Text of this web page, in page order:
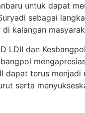
untuk dapat
sebagai
kalangan
LDII dan
dapat terus
serta